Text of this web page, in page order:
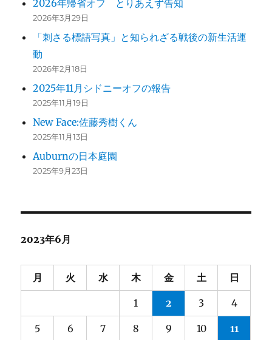
2026年帰省オフ とりあえず告知
2026年3月29日
「刺さる標語写真」と知られざる戦後の新生活運
動
2026年2月18日
2025年11月シドニーオフの報告
2025年11月19日
New Face:佐藤秀樹くん
2025年11月13日
Auburnの日本庭園
2025年9月23日
2023年6月
月 火 水 木 金 土 日
1 2 3 4
5 6 7 8 9 10 11